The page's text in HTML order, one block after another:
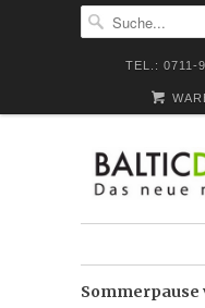
TEL.: 0711-
Sommerpause